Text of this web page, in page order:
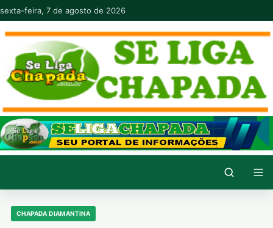
Pular para o conteúdo
sexta-feira, 7 de agosto de 2026
CHAPADA DIAMANTINA